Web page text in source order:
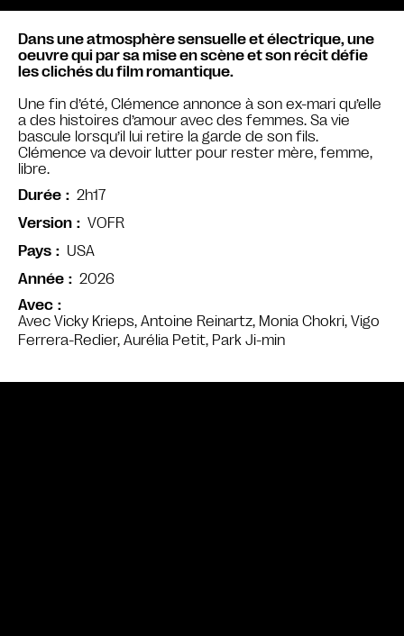
Avec
Avec Vicky Krieps, Antoine Reinartz, Monia Chokri, Vigo
Ferrera-Redier, Aurélia Petit, Park Ji-min
Dans une atmosphère sensuelle et électrique, une
oeuvre qui par sa mise en scène et son récit défie
les clichés du film romantique.
Une fin d’été, Clémence annonce à son ex-mari qu’elle
a des histoires d’amour avec des femmes. Sa vie
bascule lorsqu’il lui retire la garde de son fils.
Clémence va devoir lutter pour rester mère, femme,
libre.
Durée
2h17
Version
VOFR
Pays
USA
Année
2026